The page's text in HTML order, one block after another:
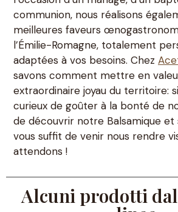
communion, nous réalisons
meilleures faveurs
l’Émilie-Romagne, totalement
adaptées à vos besoins. Chez
savons comment mettre en
extraordinaire joyau du territoire:
curieux de goûter à la bonté de
de découvrir notre Balsamique et
vous suffit de venir nous rendre
attendons !
Alcuni prodotti